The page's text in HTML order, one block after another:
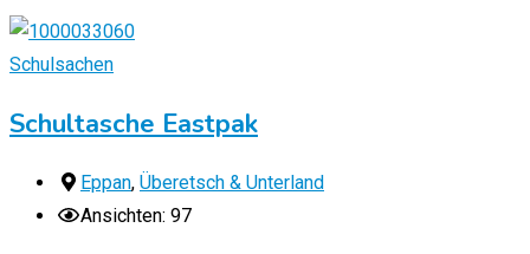
Schulsachen
Schultasche Eastpak
Eppan, Überetsch & Unterland
Ansichten: 97